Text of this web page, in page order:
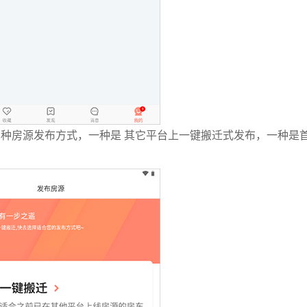
房源发布方式，一种是 其它平台上一键搬迁式发布，一种是